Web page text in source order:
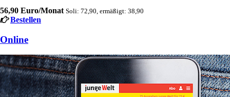
56,90 Euro/Monat Soli: 72,90, ermäßigt: 38,90
Bestellen
Online